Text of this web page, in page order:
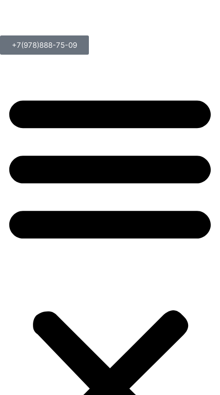
+7(978)888-75-09